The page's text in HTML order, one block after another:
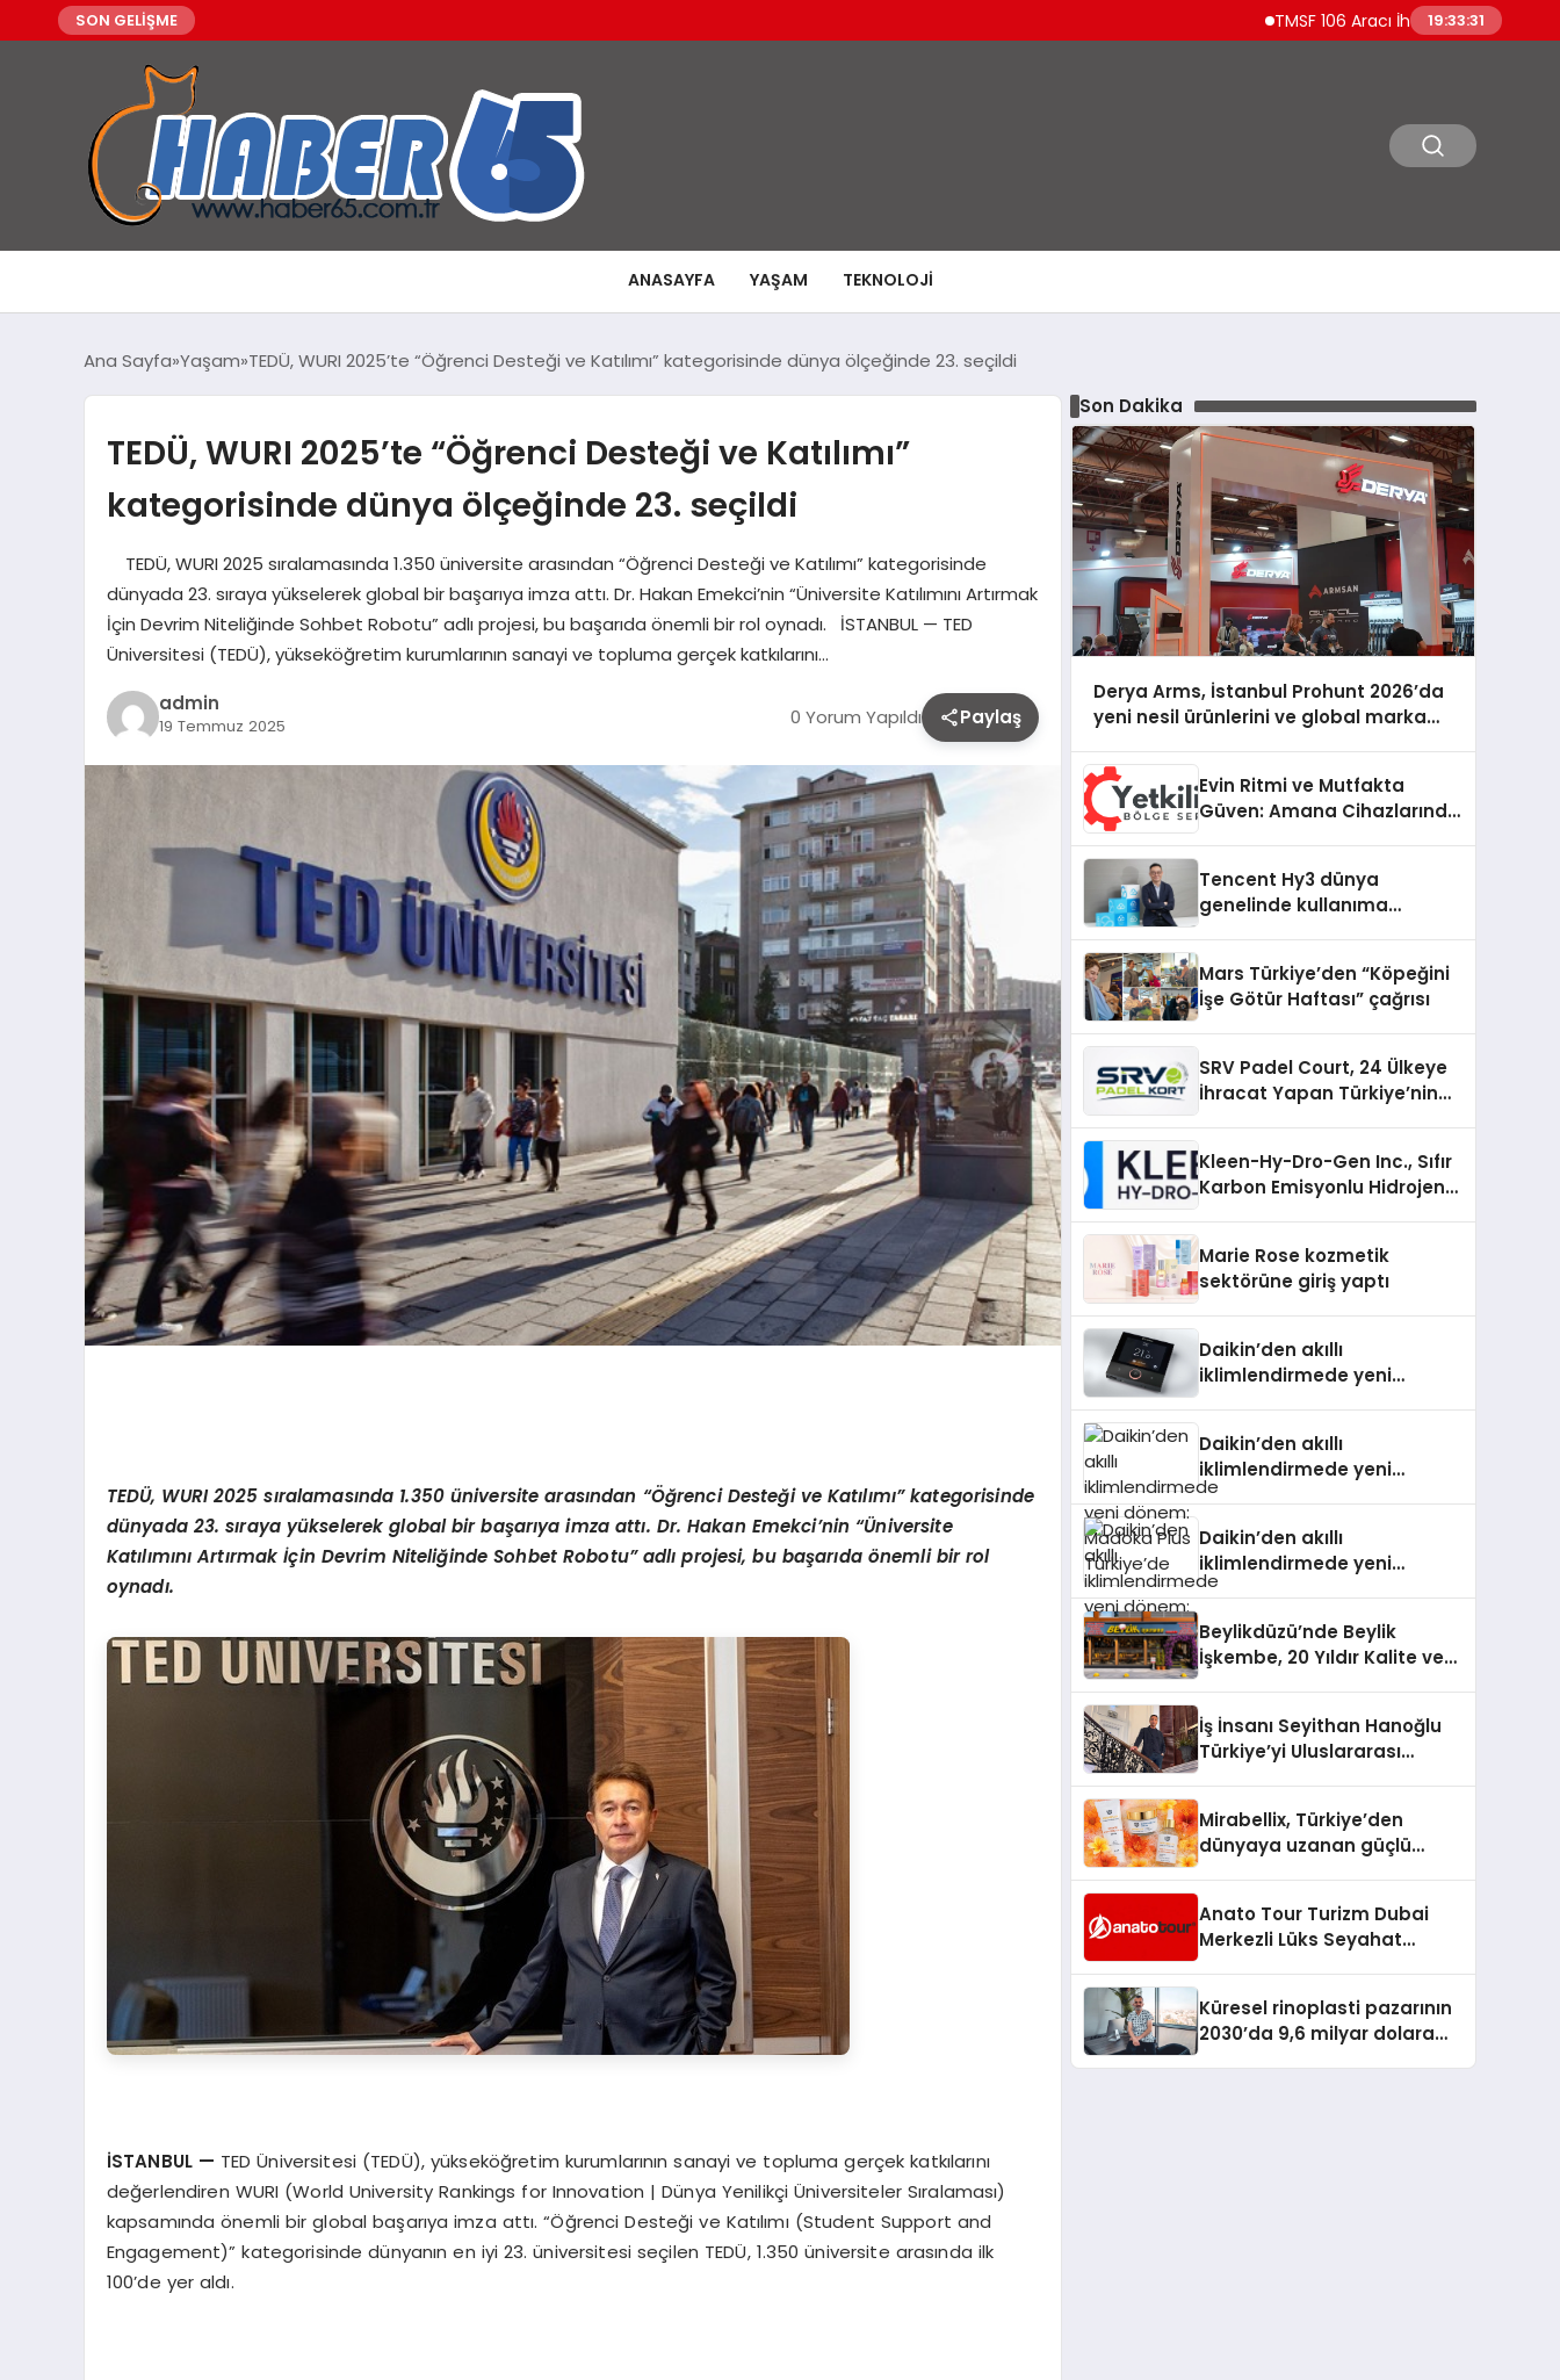
SON GELİŞME TMSF 106 Aracı İhaleyle Satışa Sunuyor
19:33:32
ANASAYFA YAŞAM TEKNOLOJI
Ana Sayfa Yaşam TEDÜ, WURI 2025’te “Öğrenci Desteği ve Katılımı” kategorisinde dünya ölçeğinde 23. seçildi
TEDÜ, WURI 2025’te “Öğrenci Desteği ve Katılımı”
kategorisinde dünya ölçeğinde 23. seçildi
TEDÜ, WURI 2025 sıralamasında 1.350 üniversite arasından “Öğrenci Desteği ve Katılımı” kategorisinde
dünyada 23. sıraya yükselerek global bir başarıya imza attı. Dr. Hakan Emekci’nin “Üniversite Katılımını Artırmak
İçin Devrim Niteliğinde Sohbet Robotu” adlı projesi, bu başarıda önemli bir rol oynadı. İSTANBUL — TED
Üniversitesi (TEDÜ), yükseköğretim kurumlarının sanayi ve topluma gerçek katkılarını…
admin
19 Temmuz 2025 0 Yorum Yapıldı Paylaş
TEDÜ, WURI 2025 sıralamasında 1.350 üniversite arasından “Öğrenci Desteği ve Katılımı” kategorisinde
dünyada 23. sıraya yükselerek global bir başarıya imza attı. Dr. Hakan Emekci’nin “Üniversite
KatılımınıArtırmak İçin Devrim Niteliğinde Sohbet Robotu” adlı projesi, bu başarıda önemli bir rol
oynadı.
İSTANBUL — TED Üniversitesi (TEDÜ), yükseköğretim kurumlarının sanayi ve topluma gerçek katkılarını
değerlendiren WURI (World University Rankings for Innovation | Dünya Yenilikçi Üniversiteler Sıralaması)
kapsamında önemli bir global başarıya imza attı. “Öğrenci Desteği ve Katılımı (Student Support and
Engagement)” kategorisinde dünyanın en iyi 23. üniversitesi seçilen TEDÜ, 1.350 üniversite arasında ilk
100’de yer aldı.
Son Dakika
Derya Arms, İstanbul Prohunt 2026’da
yeni nesil ürünlerini ve global marka
Evin Ritmi ve Mutfakta
Güven: Amana Cihazlarında
Tencent Hy3 dünya
genelinde kullanıma
Mars Türkiye’den “Köpeğini
İşe Götür Haftası” çağrısı
SRV Padel Court, 24 Ülkeye
İhracat Yapan Türkiye’nin
Kleen-Hy-Dro-Gen Inc., Sıfır
Karbon Emisyonlu Hidrojen
Aldı
Marie Rose kozmetik
sektörüne giriş yaptı
Daikin’den akıllı
iklimlendirmede yeni
Daikin’den akıllı
iklimlendirmede yeni
dönem: Madoka Plus
Daikin’den akıllı
iklimlendirmede yeni
dönem: Madoka Plus
Beylikdüzü’nde Beylik
İşkembe, 20 Yıldır Kalite ve
İş İnsanı Seyithan Hanoğlu
Türkiye’yi Uluslararası
Mirabellix, Türkiye’den
dünyaya uzanan güçlü
Anato Tour Turizm Dubai
Merkezli Lüks Seyahat
Küresel rinoplasti pazarının
2030’da 9,6 milyar dolara